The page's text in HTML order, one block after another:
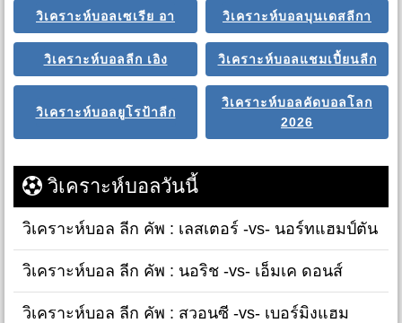
วิเคราะห์บอลเซเรีย อา วิเคราะห์บอลบุนเดสลีกา
วิเคราะห์บอลลีก เอิง วิเคราะห์บอลแชมเปี้ยนลีก
วิเคราะห์บอลยูโรป้าลีก
วิเคราะห์บอลคัดบอลโลก
2026
วิเคราะห์บอลวันนี้
วิเคราะห์บอล ลีก คัพ : เลสเตอร์ -vs- นอร์ทแฮมป์ตัน
วิเคราะห์บอล ลีก คัพ : นอริช -vs- เอ็มเค ดอนส์
วิเคราะห์บอล ลีก คัพ : สวอนซี -vs- เบอร์มิงแฮม